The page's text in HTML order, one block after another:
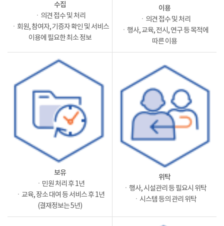
수집
ㆍ의견 접수 및 처리
ㆍ회원, 참여자, 기증자 확인 및 서비스
이용에 필요한 최소 정보
이용
ㆍ의견 접수 및 처리
ㆍ행사, 교육, 전시, 연구 등 목적에
따른 이용
보유
ㆍ민원 처리 후 1년
ㆍ교육, 장소 대여 등 서비스 후 1년
(결재정보는 5년)
위탁
ㆍ행사, 시설관리 등 필요시 위탁
ㆍ시스템 등의 관리 위탁